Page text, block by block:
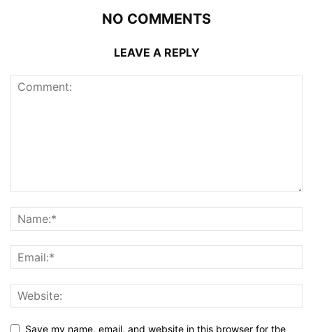
NO COMMENTS
LEAVE A REPLY
Save my name, email, and website in this browser for the